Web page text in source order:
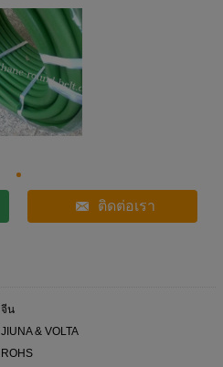
ติดต่อเรา
จีน
JIUNA & VOLTA
ROHS